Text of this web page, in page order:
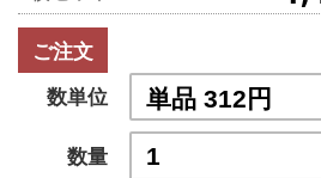
ご注文
数単位
数量